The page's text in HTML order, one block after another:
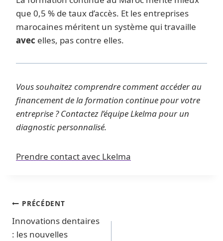
que 0,5 % de taux d’accès. Et les entreprises
marocaines méritent un système qui travaille
avec elles, pas contre elles.
Vous souhaitez comprendre comment accéder au
financement de la formation continue pour votre
entreprise ? Contactez l’équipe Lkelma pour un
diagnostic personnalisé.
Prendre contact avec Lkelma
PRÉCÉDENT
Innovations dentaires
: les nouvelles